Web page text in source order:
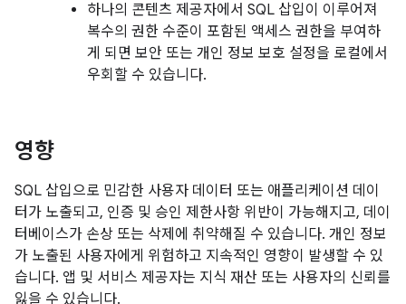
하나의 콘텐츠 제공자에서 SQL 삽입이 이루어져
복수의 권한 수준이 포함된 액세스 권한을 부여하
게 되면 보안 또는 개인 정보 보호 설정을 로컬에서
우회할 수 있습니다.
영향
SQL 삽입으로 민감한 사용자 데이터 또는 애플리케이션 데이
터가 노출되고, 인증 및 승인 제한사항 위반이 가능해지고, 데이
터베이스가 손상 또는 삭제에 취약해질 수 있습니다. 개인 정보
가 노출된 사용자에게 위험하고 지속적인 영향이 발생할 수 있
습니다. 앱 및 서비스 제공자는 지식 재산 또는 사용자의 신뢰를
잃을 수 있습니다.